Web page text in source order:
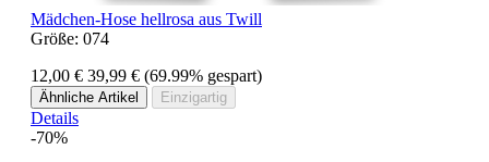
Mädchen-Hose hellrosa aus Twill
Größe: 074
12,00 € 39,99 € (69.99% gespart)
Ähnliche Artikel Einzigartig
Details
-70%